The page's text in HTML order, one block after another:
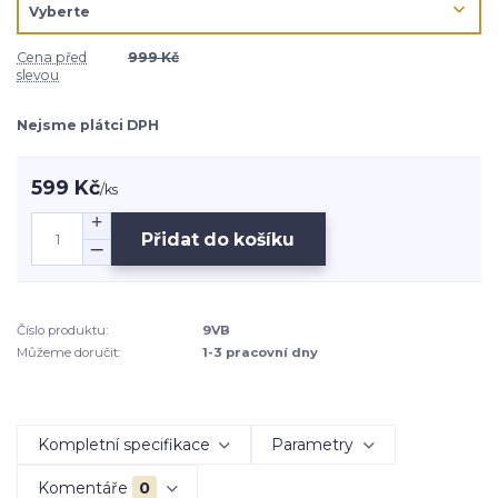
Cena před
slevou
999 Kč
Nejsme plátci DPH
599 Kč/ks
Přidat do košíku
Číslo produktu:
9VB
Můžeme doručit:
1-3 pracovní dny
Kompletní specifikace Parametry
Komentáře 0